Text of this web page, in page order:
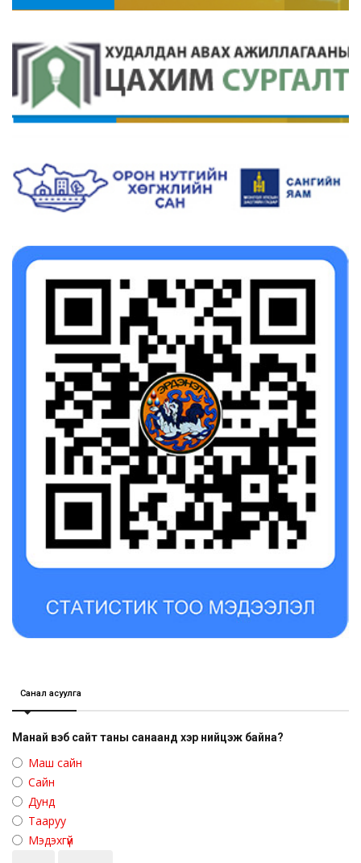
Санал асуулга
Манай вэб сайт таны санаанд хэр нийцэж байна?
Маш сайн
Сайн
Дунд
Тааруу
Мэдэхгүй